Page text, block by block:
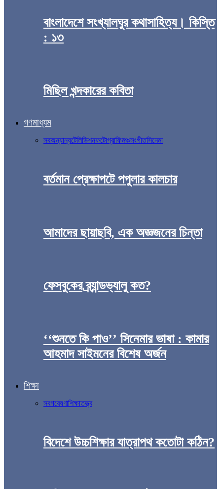
বাংলাদেশে সংখ্যালঘুর কথাসাহিত্য। কিস্তি
: ১৩
মিছিল খন্দকারের কবিতা
গণমাধ্যম
সবঅন্যান্যটেলিভিশনফটোগ্রাফিমঞ্চসংগীতসিনেমা
বর্তমান প্রেক্ষাপটে পপুলার কালচার
আমাদের ছায়াছবি, এক অজ্ঞজনের চিন্তা
ফেসবুকের ব্র্যান্ডভ্যালু কত?
‘‘শুনতে কি পাও’’ সিনেমার ভাষা : কামার
আহমাদ সাইমনের বিশেষ অর্জন
শিক্ষা
সবগবেষণাশিক্ষাতত্ত্ব
বিদেশে উচ্চশিক্ষার যাত্রাপথ কতোটা কঠিন?